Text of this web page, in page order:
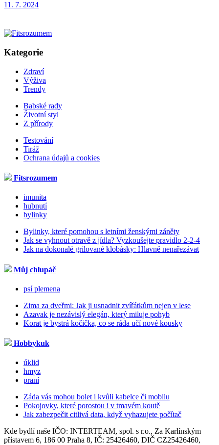
11. 7. 2024
Kategorie
Zdraví
Výživa
Trendy
Babské rady
Životní styl
Z přírody
Testování
Tiráž
Ochrana údajů a cookies
Fitsrozumem
imunita
hubnutí
bylinky
Bylinky, které pomohou s letními ženskými záněty
Jak se vyhnout otravě z jídla? Vyzkoušejte pravidlo 2-2-4
Jak na dokonalé grilované klobásky: Hlavně nenařezávat
Můj chlupáč
psí plemena
Zima za dveřmi: Jak ji usnadnit zvířátkům nejen v lese
Azavak je nezávislý elegán, který miluje pohyb
Korat je bystrá kočička, co se ráda učí nové kousky
Hobbykuk
úklid
hmyz
praní
Záda vás mohou bolet i kvůli kabelce či mobilu
Pokojovky, které porostou i v tmavém koutě
Jak zabezpečit citlivá data, když vyhazujete počítač
Kde bydlí naše IČO: INTERTEAM, spol. s r.o., Za Karlínským
přístavem 6, 186 00 Praha 8, IČ: 25426460, DIČ CZ25426460,